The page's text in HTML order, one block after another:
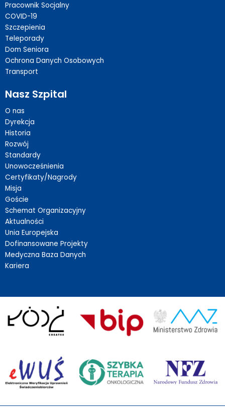
Pracownik Socjalny
COVID-19
Szczepienia
Teleporady
Dom Seniora
Ochrona Danych Osobowych
Transport
Nasz Szpital
O nas
Dyrekcja
Historia
Rozwój
Standardy
Unowocześnienia
Certyfikaty/Nagrody
Misja
Goście
Schemat Organizacyjny
Aktualności
Unia Europejska
Dofinansowane Projekty
Medyczna Baza Danych
Kariera